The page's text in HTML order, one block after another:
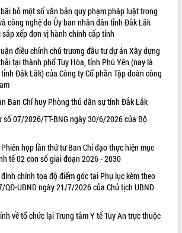
thường kỳ
Mẹ Việt
chương
nhiệm
dân
nội dung
Minh
có công với
thiết chế
yêu cầu
Lắk gặp
bỏ một số văn bản quy phạm pháp luật trong
công nghệ do Ủy ban nhân dân tỉnh Đắk Lắk
xếp đơn vị hành chính cấp tỉnh
điều chỉnh chủ trương đầu tư dự án Xây dựng
tại thành phố Tuy Hòa, tỉnh Phú Yên (nay là
Đắk Lắk) của Công ty Cổ phần Tập đoàn công
Ban Chỉ huy Phòng thủ dân sự tỉnh Đắk Lắk
số 07/2026/TT-BNG ngày 30/6/2026 của Bộ
họp lần thứ tư Ban Chỉ đạo thực hiện mục
tế 02 con số giai đoạn 2026 - 2030
chính tọa độ điểm góc tại Phụ lục kèm theo
QĐ-UBND ngày 21/7/2026 của Chủ tịch UBND
về tổ chức lại Trung tâm Y tế Tuy An trực thuộc